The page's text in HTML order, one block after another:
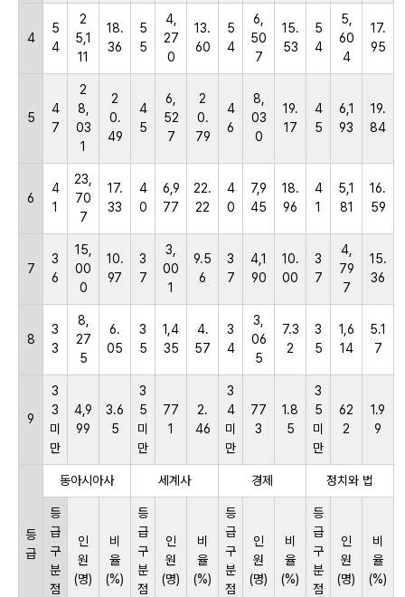
4
5
4
2
5,1
11
18.
36
5
5
4,
27
0
13.
60
5
4
6,
50
7
15.
53
5
4
5,
60
4
17.
95
5
4
7
2
8,
03
1
2
0.
49
4
5
6,
52
7
2
0.
79
4
6
8,
03
0
19.
17
4
5
6,1
93
19.
84
6
4
1
23,
70
7
17.
33
4
0
6,9
77
22.
22
4
0
7,9
45
18.
96
4
1
5,1
81
16.
59
7
3
6
15,
00
0
10.
97
3
7
3,
00
1
9.5
6
3
7
4,1
90
10.
00
3
7
4,
79
7
15.
36
8
3
3
8,
27
5
6.
05
3
5
1,4
35
4.
57
3
4
3,
06
5
7.3
2
3
5
1,6
14
5.1
7
9
3
3
미
만
4,9
99
3.6
5
3
5
미
만
77
1
2.
46
3
4
미
만
77
3
1.8
5
3
5
미
만
62
2
1.9
9
등
급
동아시아사 세계사 경제 정치와 법
등
급
구
분
점
인
원
(명)
비
율
(%)
등
급
구
분
점
인
원
(명)
비
율
(%)
등
급
구
분
점
인
원
(명)
비
율
(%)
등
급
구
분
점
인
원
(명)
비
율
(%)